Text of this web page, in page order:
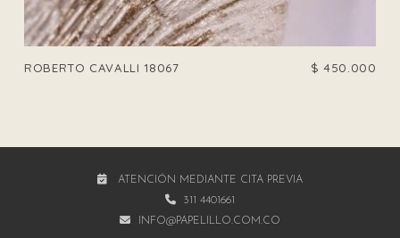
ROBERTO CAVALLI 18067 $ 450.000
ATENCIÓN MEDIANTE CITA PREVIA
311 4401661
INFO@PAPELILLO.COM.CO